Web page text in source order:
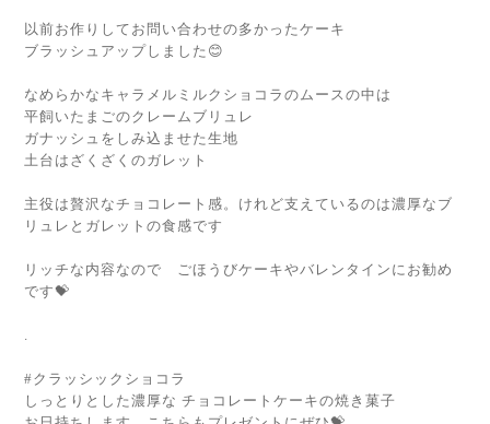
以前お作りしてお問い合わせの多かったケーキ
ブラッシュアップしました😊
なめらかなキャラメルミルクショコラのムースの中は
平飼いたまごのクレームブリュレ
ガナッシュをしみ込ませた生地
土台はざくざくのガレット
主役は贅沢なチョコレート感。けれど支えているのは濃厚なブ
リュレとガレットの食感です
リッチな内容なので ごほうびケーキやバレンタインにお勧め
です💝
#クラッシックショコラ
しっとりとした濃厚な チョコレートケーキの焼き菓子